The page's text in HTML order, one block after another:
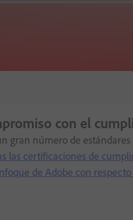
con el
gran número de
las certificaciones de
de Adobe con